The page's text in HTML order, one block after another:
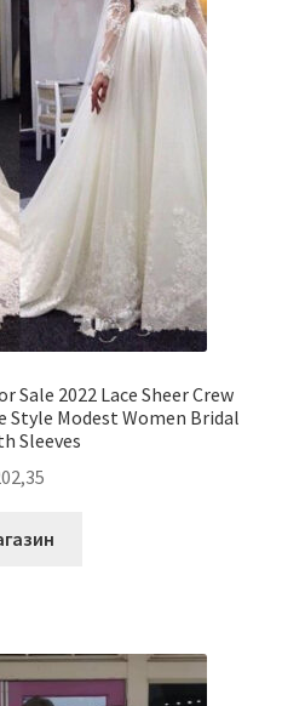
Sale 2022 Lace Sheer Crew
Style Modest Women Bridal
Sleeves